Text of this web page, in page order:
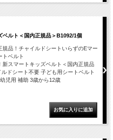
ベルト＜国内正規品＞B1092/1個
規品！チャイルドシートいらずのEマー
トベルト
新スマートキッズベルト＜国内正規品
ルドシート不要 子ども用シートベルト
児用 補助 3歳から12歳